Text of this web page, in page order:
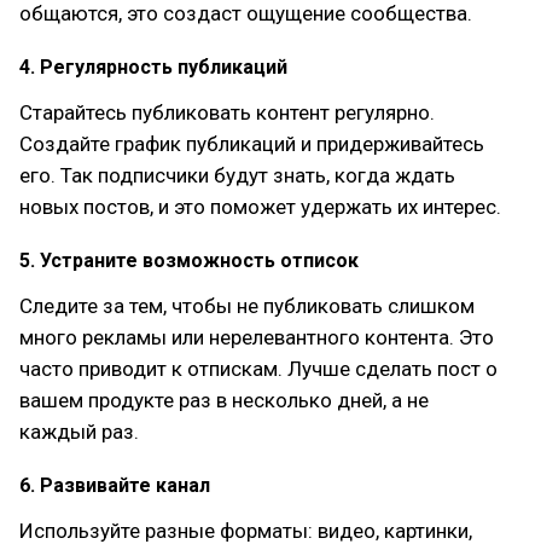
общаются, это создаст ощущение сообщества.
4. Регулярность публикаций
Старайтесь публиковать контент регулярно.
Создайте график публикаций и придерживайтесь
его. Так подписчики будут знать, когда ждать
новых постов, и это поможет удержать их интерес.
5. Устраните возможность отписок
Следите за тем, чтобы не публиковать слишком
много рекламы или нерелевантного контента. Это
часто приводит к отпискам. Лучше сделать пост о
вашем продукте раз в несколько дней, а не
каждый раз.
6. Развивайте канал
Используйте разные форматы: видео, картинки,